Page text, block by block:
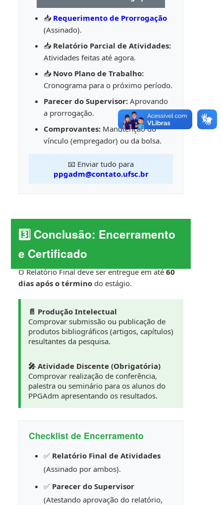
📥 Requerimento de Prorrogação
(Assinado).
📥 Relatório Parcial de Atividades:
Atividades feitas até agora.
📥 Novo Plano de Trabalho:
Cronograma para o próximo período.
Parecer do Supervisor: Aprovando
a prorrogação.
Comprovantes: Manutenção do
vínculo (empregador) ou da bolsa.
📧 Enviar tudo para
ppgadm@contato.ufsc.br
3️⃣ Conclusão: Encerramento
e Certificado
O Relatório Final deve ser entregue em até60
dias após o término do estágio.
📄 Produção Intelectual
Comprovar submissão ou publicação de
produtos bibliográficos (artigos, capítulos)
resultantes da pesquisa.
🎤 Atividade Discente (Obrigatória)
Comprovar realização de conferência,
palestra ou seminário para os alunos do
PPGAdm apresentando os resultados.
Checklist de Encerramento
✅ Relatório Final de Atividades
(Assinado por ambos).
✅ Parecer do Supervisor
(Atestando aprovação do relatório,